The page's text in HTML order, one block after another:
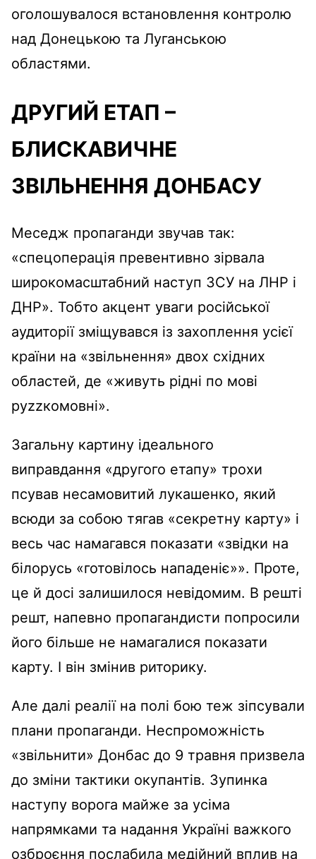
оголошувалося встановлення контролю
над Донецькою та Луганською
областями.
ДРУГИЙ ЕТАП –
БЛИСКАВИЧНЕ
ЗВІЛЬНЕННЯ ДОНБАСУ
Меседж пропаганди звучав так:
«спецоперація превентивно зірвала
широкомасштабний наступ ЗСУ на ЛНР і
ДНР». Тобто акцент уваги російської
аудиторії зміщувався із захоплення усієї
країни на «звільнення» двох східних
областей, де «живуть рідні по мові
руzzкомовні».
Загальну картину ідеального
виправдання «другого етапу» трохи
псував несамовитий лукашенко, який
всюди за собою тягав «секретну карту» і
весь час намагався показати «звідки на
білорусь «готовілось нападеніє»». Проте,
це й досі залишилося невідомим. В решті
решт, напевно пропагандисти попросили
його більше не намагалися показати
карту. І він змінив риторику.
Але далі реалії на полі бою теж зіпсували
плани пропаганди. Неспроможність
«звільнити» Донбас до 9 травня призвела
до зміни тактики окупантів. Зупинка
наступу ворога майже за усіма
напрямками та надання Україні важкого
озброєння послабила медійний вплив на